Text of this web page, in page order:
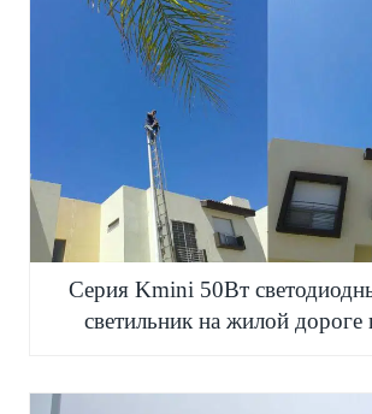
Серия Kmini 50Вт
светильник на жилой дороге